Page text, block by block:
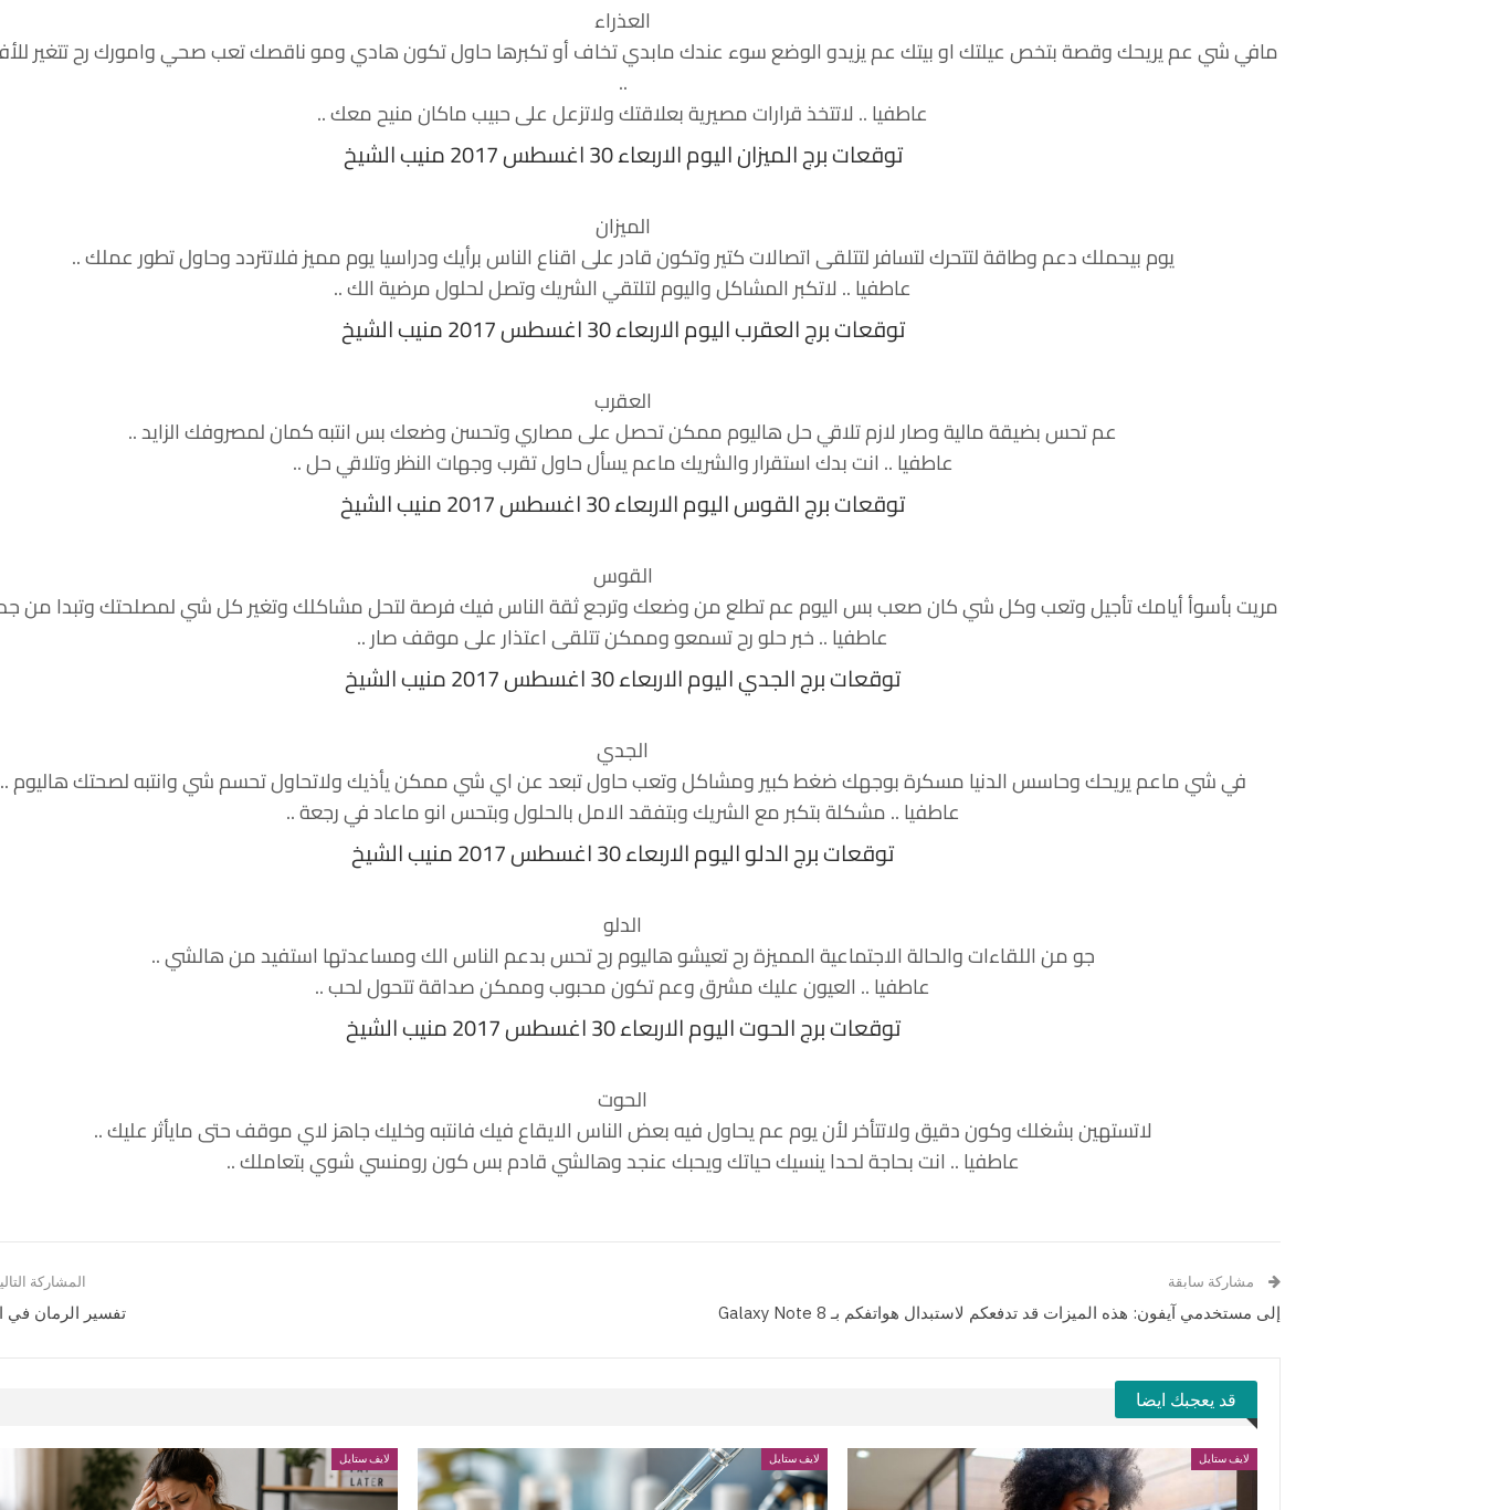
العذراء
مافي شي عم يريحك وقصة بتخص عيلتك او بيتك عم يزيدو الوضع سوء عندك مابدي تخاف أو تكبرها حاول تكون هادي ومو ناقصك تعب صحي وامورك رح تتغير
..
عاطفيا .. لاتتخذ قرارات مصيرية بعلاقتك ولاتزعل على حبيب ماكان منيح معك ..
توقعات برج الميزان اليوم الاربعاء 30 اغسطس 2017 منيب الشيخ
الميزان
يوم بيحملك دعم وطاقة لتتحرك لتسافر لتتلقى اتصالات كتير وتكون قادر على اقناع الناس برأيك ودراسيا يوم مميز فلاتتردد وحاول تطور عملك ..
عاطفيا .. لاتكبر المشاكل واليوم لتلتقي الشريك وتصل لحلول مرضية الك ..
توقعات برج العقرب اليوم الاربعاء 30 اغسطس 2017 منيب الشيخ
العقرب
عم تحس بضيقة مالية وصار لازم تلاقي حل هاليوم ممكن تحصل على مصاري وتحسن وضعك بس انتبه كمان لمصروفك الزايد ..
عاطفيا .. انت بدك استقرار والشريك ماعم يسأل حاول تقرب وجهات النظر وتلاقي حل ..
توقعات برج القوس اليوم الاربعاء 30 اغسطس 2017 منيب الشيخ
القوس
مريت بأسوأ أيامك تأجيل وتعب وكل شي كان صعب بس اليوم عم تطلع من وضعك وترجع ثقة الناس فيك فرصة لتحل مشاكلك وتغير كل شي لمصلحتك وتبدا من
عاطفيا .. خبر حلو رح تسمعو وممكن تتلقى اعتذار على موقف صار ..
توقعات برج الجدي اليوم الاربعاء 30 اغسطس 2017 منيب الشيخ
الجدي
في شي ماعم يريحك وحاسس الدنيا مسكرة بوجهك ضغط كبير ومشاكل وتعب حاول تبعد عن اي شي ممكن يأذيك ولاتحاول تحسم شي وانتبه لصحتك هاليوم ..
عاطفيا .. مشكلة بتكبر مع الشريك وبتفقد الامل بالحلول وبتحس انو ماعاد في رجعة ..
توقعات برج الدلو اليوم الاربعاء 30 اغسطس 2017 منيب الشيخ
الدلو
جو من اللقاءات والحالة الاجتماعية المميزة رح تعيشو هاليوم رح تحس بدعم الناس الك ومساعدتها استفيد من هالشي ..
عاطفيا .. العيون عليك مشرق وعم تكون محبوب وممكن صداقة تتحول لحب ..
توقعات برج الحوت اليوم الاربعاء 30 اغسطس 2017 منيب الشيخ
الحوت
لاتستهين بشغلك وكون دقيق ولاتتأخر لأن يوم عم يحاول فيه بعض الناس الايقاع فيك فانتبه وخليك جاهز لاي موقف حتى مايأثر عليك ..
عاطفيا .. انت بحاجة لحدا ينسيك حياتك ويحبك عنجد وهالشي قادم بس كون رومنسي شوي بتعاملك ..
مشاركة سابقة
إلى مستخدمي آيفون: هذه الميزات قد تدفعكم لاستبدال هواتفكم بـ Galaxy Note 8
المشاركة
تفسير الرمان في
قد يعجبك ايضا
لايف ستايل لايف ستايل لايف ستايل